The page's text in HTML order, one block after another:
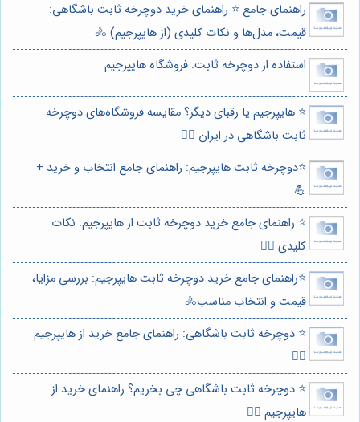
راهنمای جامع ⭐️ راهنمای خرید دوچرخه ثابت باشگاهی:
قیمت، مدل‌ها و نکات کلیدی (از هایپرجیم) 🚴
استفاده از دوچرخه ثابت: فروشگاه هایپرجیم
⭐️ هایپرجیم یا رقبای دیگر؟ مقایسه فروشگاه‌های دوچرخه
ثابت باشگاهی در ایران 🚴‍♀️
⭐️دوچرخه ثابت هایپرجیم: راهنمای جامع انتخاب و خرید +
💪
⭐️ راهنمای جامع خرید دوچرخه ثابت از هایپرجیم: نکات
کلیدی 🚴‍♀️
⭐️راهنمای جامع خرید دوچرخه ثابت هایپرجیم: بررسی مزایا،
قیمت و انتخاب مناسب🚴
⭐️ دوچرخه ثابت باشگاهی: راهنمای جامع خرید از هایپرجیم
🚴‍♀️
⭐️ دوچرخه ثابت باشگاهی چی بخریم؟ راهنمای خرید از
هایپرجیم 🚴‍♀️